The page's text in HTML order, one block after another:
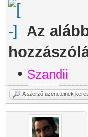
Az
• Szandii
A szerző üzeneteinek